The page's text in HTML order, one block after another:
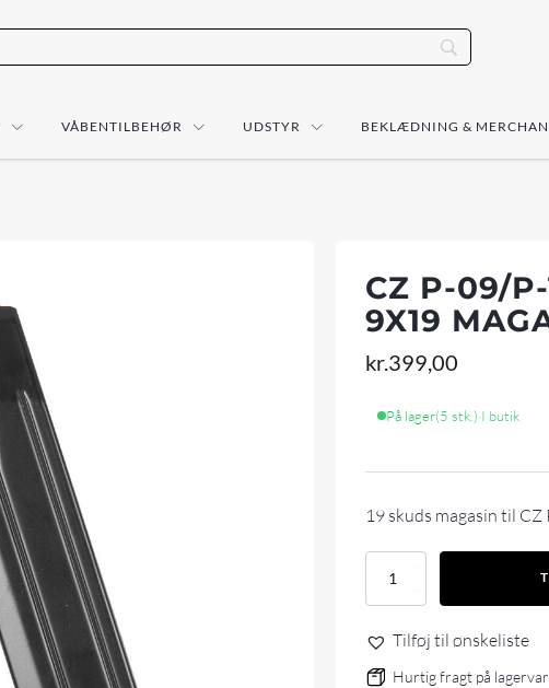
VÅBENTILBEHØR UDSTYR BEKLÆDNING &
CZ P-09/P-
9X19
kr.399,00
På lager(5 stk.)·I butik
19 skuds magasin til CZ
10F,
19
skuds,
Tilføj til ønskeliste
Hurtig fragt på